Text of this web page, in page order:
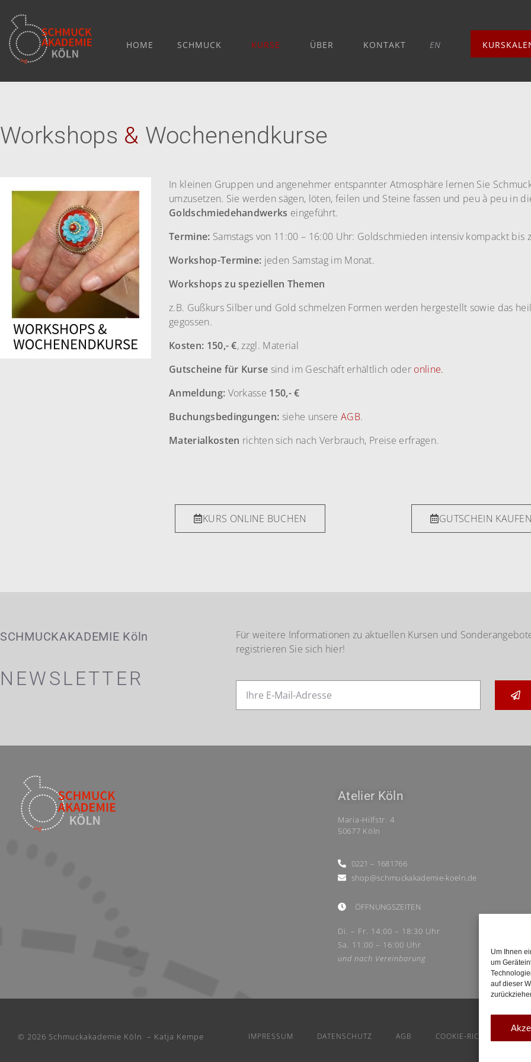
Um Ihnen
um
auf dieser
HOME SCHMUCK KURSE ÜBER KONTAKT EN
Workshops & Wochenendkurse
In kleinen Gruppen und angenehmer entspannter Atmosphäre lernen Sie
umzusetzen. Sie werden sägen, löten, feilen und Steine fassen und peu à peu in
Goldschmiedehandwerks eingeführt.
Termine: Samstags von 11:00 – 16:00 Uhr: Goldschmieden intensiv kompackt bis
Workshop-Termine: jeden Samstag im Monat.
Workshops zu speziellen Themen
z.B. Gußkurs Silber und Gold schmelzen Formen werden hergestellt sowie das
gegossen.
Kosten: 150,- €, zzgl. Material
Gutscheine für Kurse sind im Geschäft erhältlich oder online.
Anmeldung: Vorkasse 150,- €
Buchungsbedingungen: siehe unsere AGB.
Materialkosten richten sich nach Verbrauch, Preise erfragen.
KURS ONLINE BUCHEN GUTSCHEIN KAUFEN
SCHMUCKAKADEMIE Köln
NEWSLETTER
Für weitere Informationen zu aktuellen Kursen und
registrieren Sie sich hier!
Atelier Köln
Maria-Hilfstr. 4
50677 Köln
0221 – 1681766
shop@schmuckakademie-koeln.de
ÖFFNUNGSZEITEN
Di. – Fr. 14:00 – 18:30 Uhr
Sa. 11:00 – 16:00 Uhr
und nach Vereinbarung
© 2026 Schmuckakademie Köln – Katja Kempe IMPRESSUM DATENSCHUTZ AGB COOKIE-RICHTLINIE (EU)